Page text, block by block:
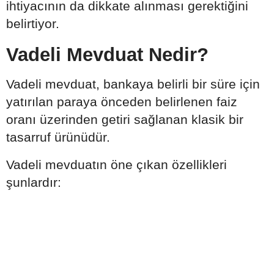
ihtiyacının da dikkate alınması gerektiğini
belirtiyor.
Vadeli Mevduat Nedir?
Vadeli mevduat, bankaya belirli bir süre için
yatırılan paraya önceden belirlenen faiz
oranı üzerinden getiri sağlanan klasik bir
tasarruf ürünüdür.
Vadeli mevduatın öne çıkan özellikleri
şunlardır: